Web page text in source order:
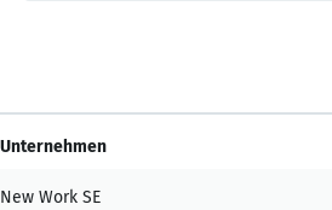
Unternehmen
New Work SE